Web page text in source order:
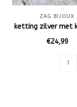
ZAG BIJOUX
ketting zilver met
€24,99